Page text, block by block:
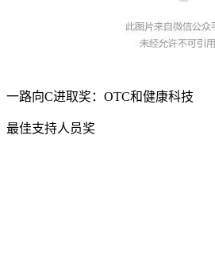
一路向C进取奖：OTC和健康科技
最佳支持人员奖